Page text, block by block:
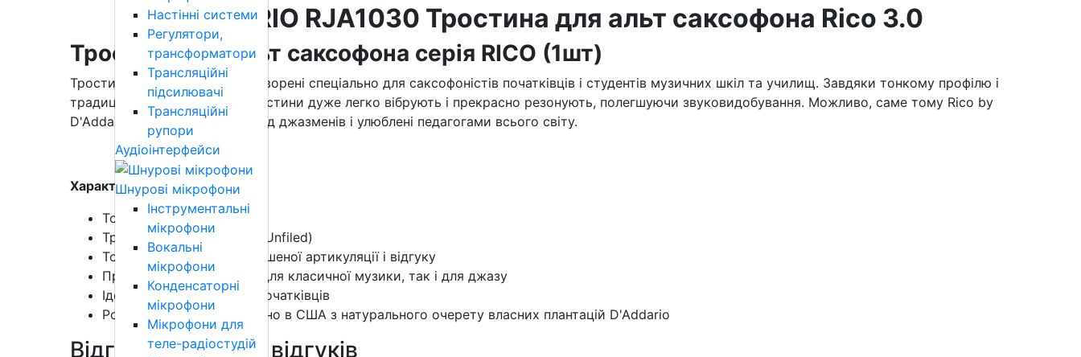
Настінні системи
Регулятори,
трансформатори
Трансляційні
підсилювачі
Трансляційні
рупори
Аудіоінтерфейси
Шнурові мікрофони
Інструментальні
мікрофони
Вокальні
мікрофони
Конденсаторні
мікрофони
Мікрофони для
теле-радіостудій
D'ADDARIO RJA1030 Тростина для альт саксофона Rico 3.0
Тростина для альт саксофона серія RICO (1шт)
Тростини Rico by D'Addario створені спеціально для саксофоністів початківців і студентів музичних шкіл та училищ. Завдяки тонкому профілю і
традиційній формі зрізу ці тростини дуже легко вібрують і прекрасно резонують, полегшуючи звуковидобування. Можливо, саме тому Rico by
D'Addario дуже популярні серед джазменів і улюблені педагогами всього світу.
Характеристики:
Товщина 3.0
Традиційна форма зрізу (Unfiled)
Тонкий профіль для поліпшеної артикуляції і відгуку
Прекрасно підходять як для класичної музики, так і для джазу
Ідеальні для музикантів початківців
Розроблено та виготовлено в США з натурального очерету власних плантацій D'Addario
Відгуки клієнтів0 відгуків